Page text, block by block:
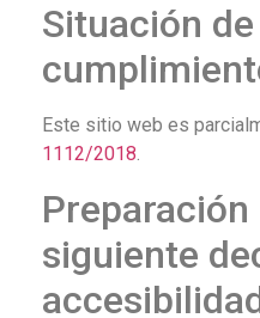
Situación de
Este sitio web es
1112/2018.
Preparación
siguiente